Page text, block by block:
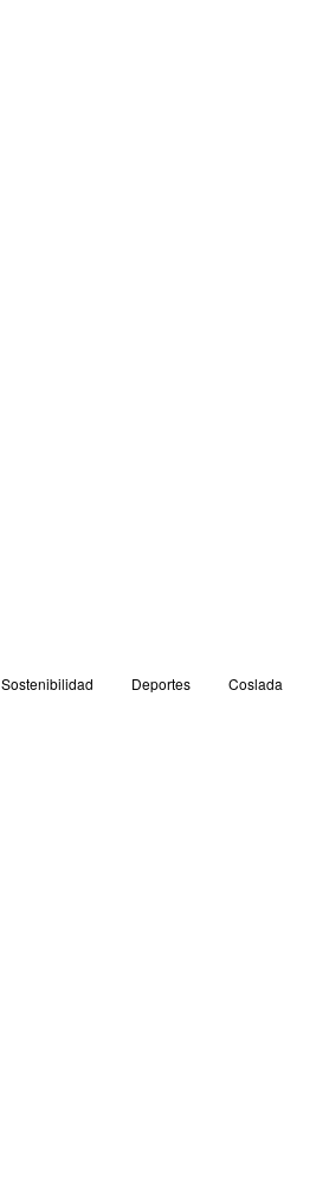
Sostenibilidad Deportes Coslada